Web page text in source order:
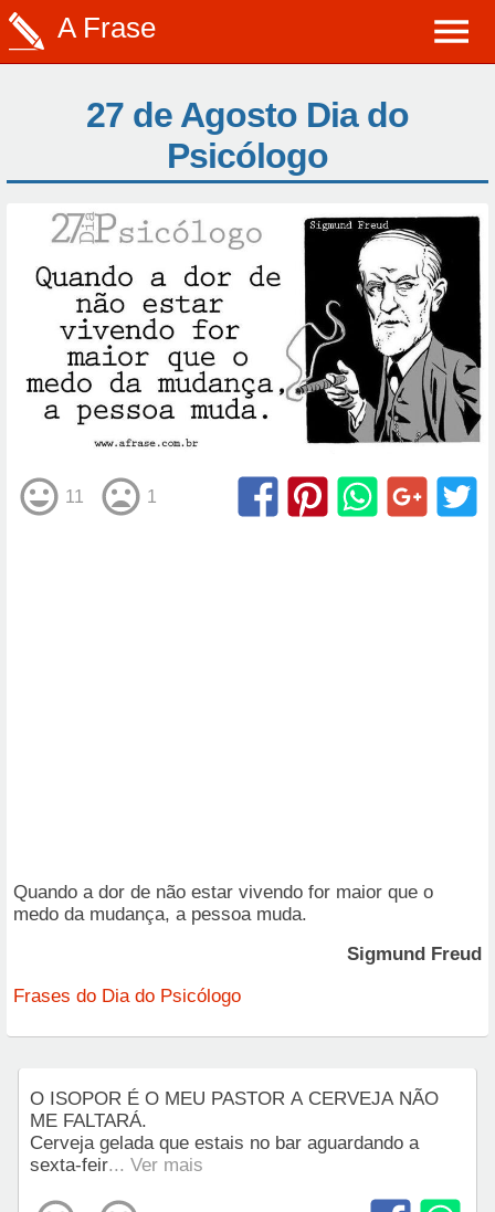
A Frase
27 de Agosto Dia do
Psicólogo
11 1
Quando a dor de não estar vivendo for maior que o
medo da mudança, a pessoa muda.
Sigmund Freud
Frases do Dia do Psicólogo
O ISOPOR É O MEU PASTOR A CERVEJA NÃO
ME FALTARÁ.
Cerveja gelada que estais no bar aguardando a
sexta-feir... Ver mais